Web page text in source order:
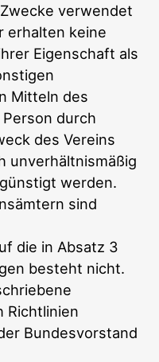
verwendet
erhalten keine
Eigenschaft als
Mitteln des
durch
des Vereins
unverhältnismäßig
werden.
sind
die in Absatz 3
besteht nicht.
Richtlinien
Bundesvorstand